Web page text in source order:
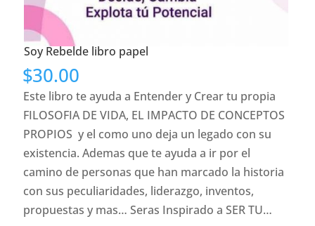
Soy Rebelde libro papel
$30.00
Este libro te ayuda a Entender y Crear tu propia
FILOSOFIA DE VIDA, EL IMPACTO DE CONCEPTOS
PROPIOS y el como uno deja un legado con su
existencia. Ademas que te ayuda a ir por el
camino de personas que han marcado la historia
con sus peculiaridades, liderazgo, inventos,
propuestas y mas… Seras Inspirado a SER TU…